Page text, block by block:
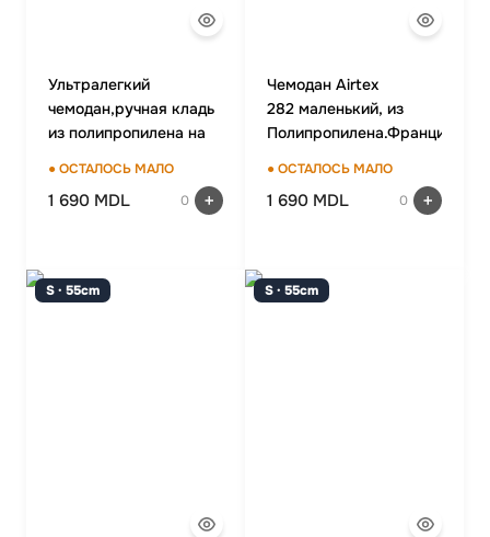
Ультралегкий
чемодан,ручная кладь
из полипропилена на
кг
● ОСТАЛОСЬ МАЛО
1 690 MDL 0
Чемодан Airtex
282 маленький, из
Полипропилена.Франция
● ОСТАЛОСЬ МАЛО
1 690 MDL 0
S · 55cm S · 55cm